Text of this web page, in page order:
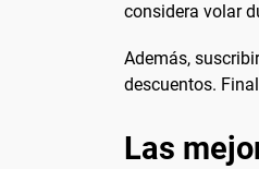
considera volar
Además,
descuentos.
Las